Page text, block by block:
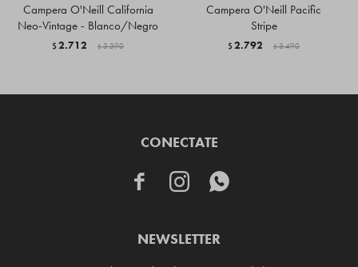
Campera O'Neill California
Neo-Vintage - Blanco/Negro
$2.712 $ 3.390
Campera O'Neill Pacific
Stripe
$2.792 $ 3.490
CONECTATE
  
NEWSLETTER